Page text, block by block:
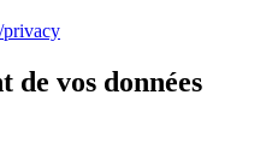
vos données